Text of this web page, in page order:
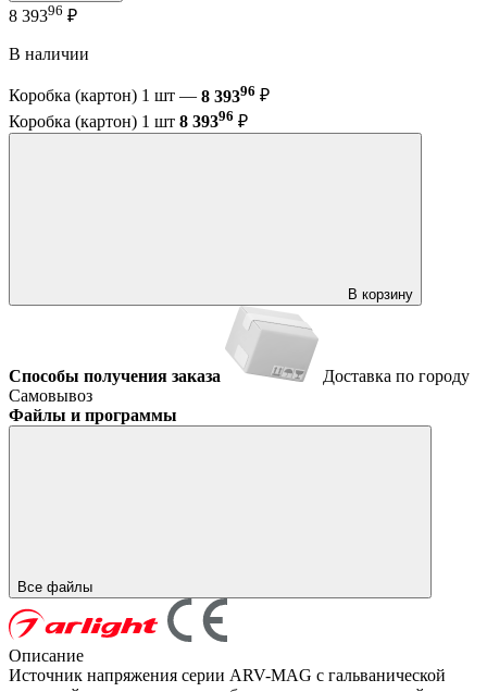
8 39396 ₽
В наличии
Коробка (картон) 1 шт — 8 39396 ₽
Коробка (картон) 1 шт 8 39396 ₽
В корзину
Способы получения заказа
Доставка по городу
Самовывоз
Файлы и программы
Все файлы
Описание
Источник напряжения серии ARV-MAG с гальванической